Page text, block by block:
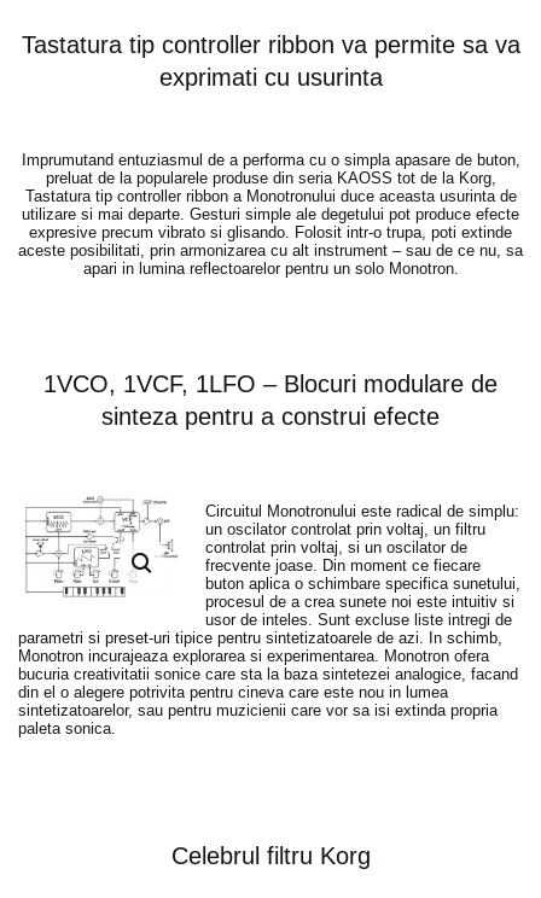
Tastatura tip controller ribbon va permite sa va
exprimati cu usurinta
Imprumutand entuziasmul de a performa cu o simpla apasare de buton,
preluat de la popularele produse din seria KAOSS tot de la Korg,
Tastatura tip controller ribbon a Monotronului duce aceasta usurinta de
utilizare si mai departe. Gesturi simple ale degetului pot produce efecte
expresive precum vibrato si glisando. Folosit intr-o trupa, poti extinde
aceste posibilitati, prin armonizarea cu alt instrument – sau de ce nu, sa
apari in lumina reflectoarelor pentru un solo Monotron.
1VCO, 1VCF, 1LFO – Blocuri modulare de
sinteza pentru a construi efecte
Circuitul Monotronului este radical de simplu:
un oscilator controlat prin voltaj, un filtru
controlat prin voltaj, si un oscilator de
frecvente joase. Din moment ce fiecare
buton aplica o schimbare specifica sunetului,
procesul de a crea sunete noi este intuitiv si
usor de inteles. Sunt excluse liste intregi de
parametri si preset-uri tipice pentru sintetizatoarele de azi. In schimb,
Monotron incurajeaza explorarea si experimentarea. Monotron ofera
bucuria creativitatii sonice care sta la baza sintetezei analogice, facand
din el o alegere potrivita pentru cineva care este nou in lumea
sintetizatoarelor, sau pentru muzicienii care vor sa isi extinda propria
paleta sonica.
Celebrul filtru Korg